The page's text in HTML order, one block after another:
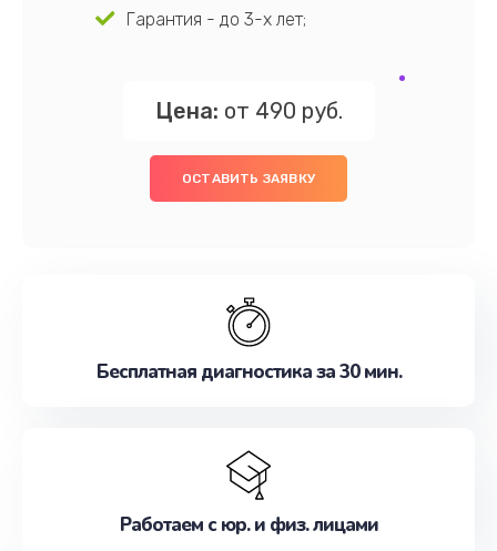
Гарантия - до 3-х лет;
Цена: от 490 руб.
ОСТАВИТЬ ЗАЯВКУ
Бесплатная диагностика за 30 мин.
Работаем с юр. и физ. лицами